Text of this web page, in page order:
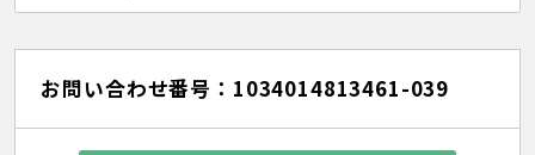
お問い合わせ番号：1034014813461-039